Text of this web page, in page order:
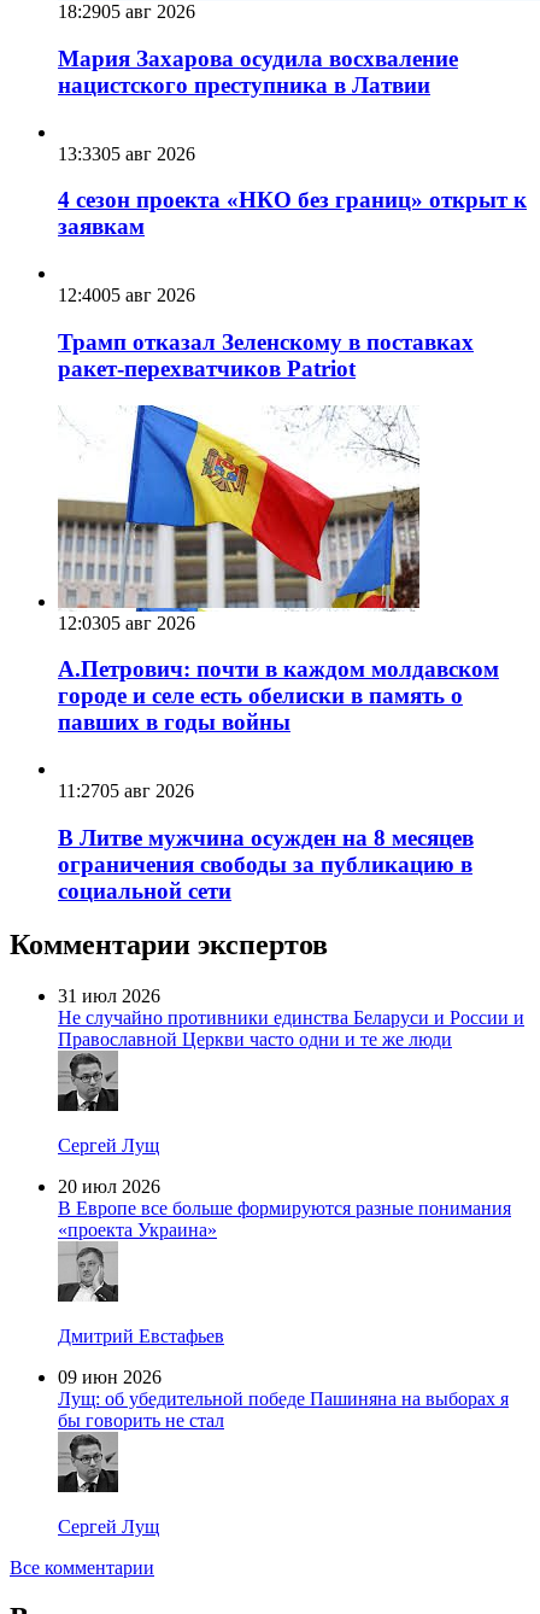
18:2905 авг 2026
Мария Захарова осудила восхваление
нацистского преступника в Латвии
13:3305 авг 2026
4 сезон проекта «НКО без границ» открыт к
заявкам
12:4005 авг 2026
Трамп отказал Зеленскому в поставках
ракет-перехватчиков Patriot
12:0305 авг 2026
А.Петрович: почти в каждом молдавском
городе и селе есть обелиски в память о
павших в годы войны
11:2705 авг 2026
В Литве мужчина осужден на 8 месяцев
ограничения свободы за публикацию в
социальной сети
Комментарии экспертов
31 июл 2026
Не случайно противники единства Беларуси и России и
Православной Церкви часто одни и те же люди
Сергей Лущ
20 июл 2026
В Европе все больше формируются разные понимания
«проекта Украина»
Дмитрий Евстафьев
09 июн 2026
Лущ: об убедительной победе Пашиняна на выборах я
бы говорить не стал
Сергей Лущ
Все комментарии